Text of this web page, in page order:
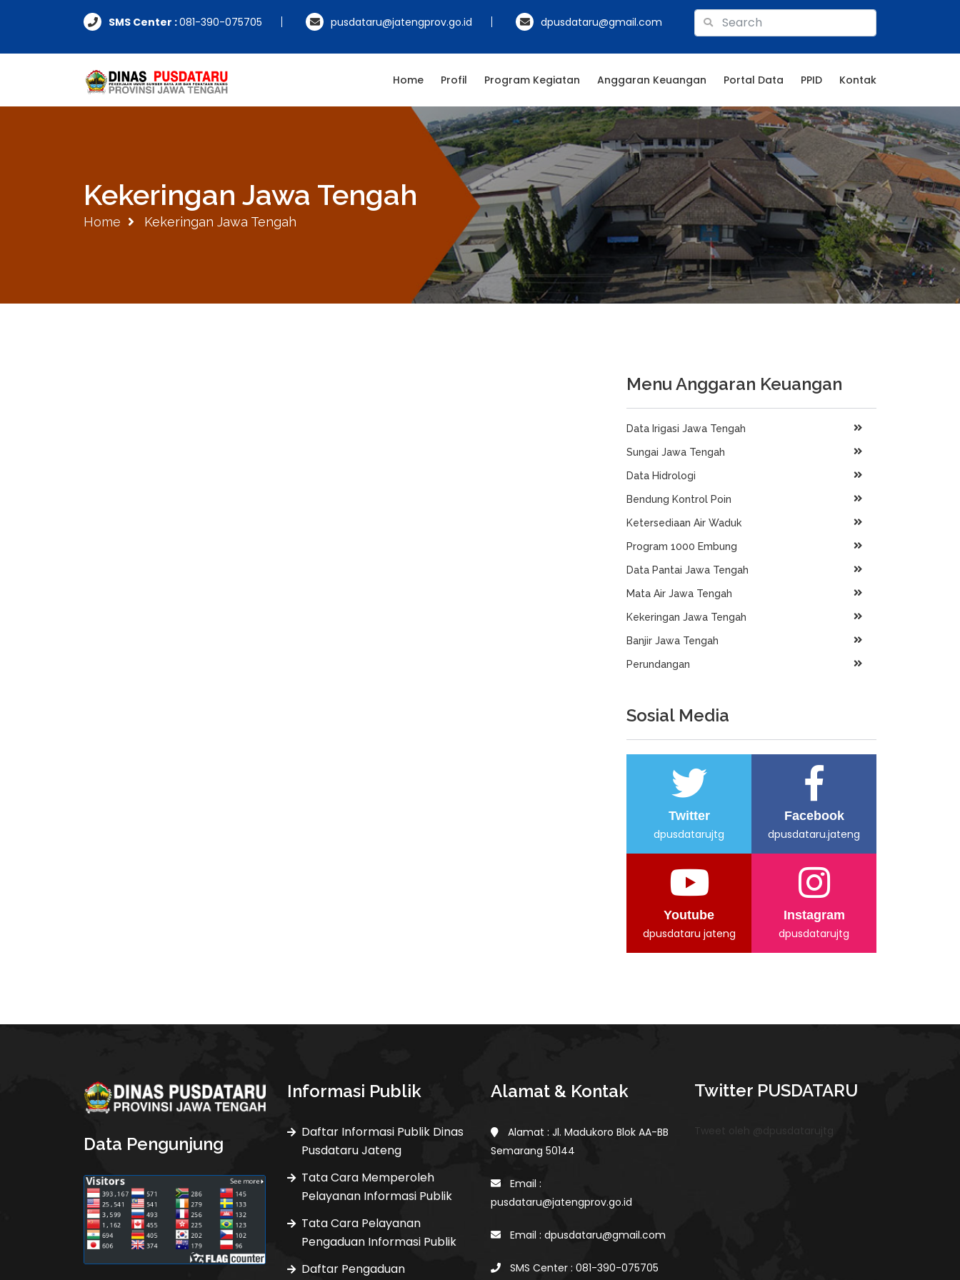
SMS Center :081-390-075705 pusdataru@jatengprov.go.id dpusdataru@gmail.com
Home Profil Program Kegiatan Anggaran Keuangan Portal Data PPID Kontak
Kekeringan Jawa Tengah
Home Kekeringan Jawa Tengah
Menu Anggaran Keuangan
Data Irigasi Jawa Tengah
Sungai Jawa Tengah
Data Hidrologi
Bendung Kontrol Poin
Ketersediaan Air Waduk
Program 1000 Embung
Data Pantai Jawa Tengah
Mata Air Jawa Tengah
Kekeringan Jawa Tengah
Banjir Jawa Tengah
Perundangan
Sosial Media
Twitter
dpusdatarujtg
Facebook
dpusdataru.jateng
Youtube
dpusdataru jateng
Instagram
dpusdatarujtg
Data Pengunjung
Informasi Publik
Daftar Informasi Publik Dinas
Pusdataru Jateng
Tata Cara Memperoleh
Pelayanan Informasi Publik
Tata Cara Pelayanan
Pengaduan Informasi Publik
Daftar Pengaduan
Alamat & Kontak
Alamat : Jl. Madukoro Blok AA-BB
Semarang 50144
Email :
pusdataru@jatengprov.go.id
Email : dpusdataru@gmail.com
SMS Center : 081-390-075705
Twitter PUSDATARU
Tweet oleh @dpusdatarujtg